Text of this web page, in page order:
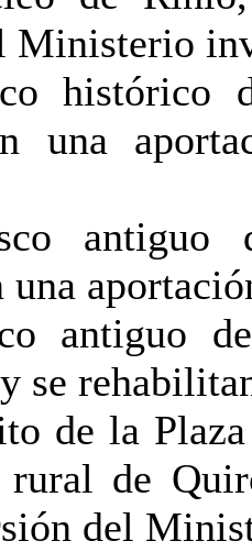
Ministerio
histórico
una
antiguo
una
antiguo
se
de la
de
del